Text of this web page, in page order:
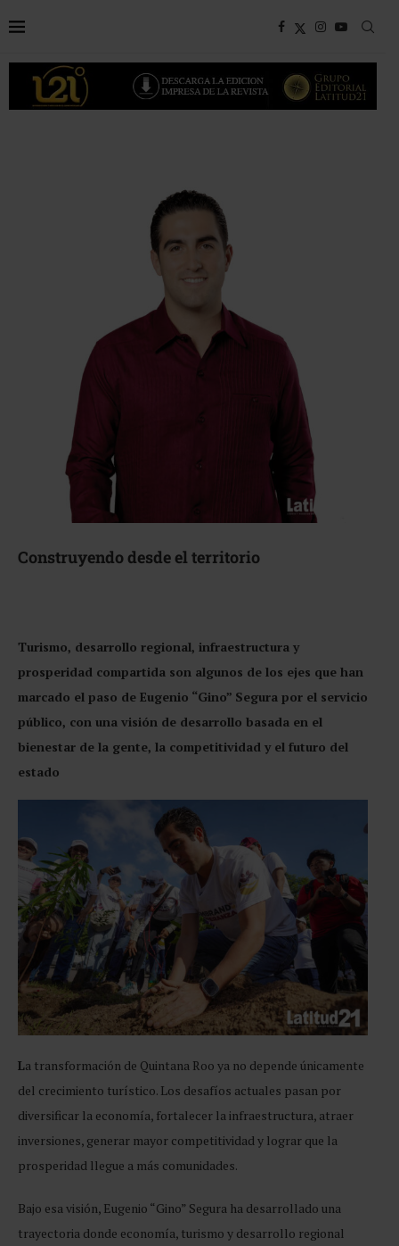
Construyendo desde el territorio
Turismo, desarrollo regional, infraestructura y
prosperidad compartida son algunos de los ejes que han
marcado el paso de Eugenio “Gino” Segura por el servicio
público, con una visión de desarrollo basada en el
bienestar de la gente, la competitividad y el futuro del
estado
La transformación de Quintana Roo ya no depende únicamente
del crecimiento turístico. Los desafíos actuales pasan por
diversificar la economía, fortalecer la infraestructura, atraer
inversiones, generar mayor competitividad y lograr que la
prosperidad llegue a más comunidades.
Bajo esa visión, Eugenio “Gino” Segura ha desarrollado una
trayectoria donde economía, turismo y desarrollo regional